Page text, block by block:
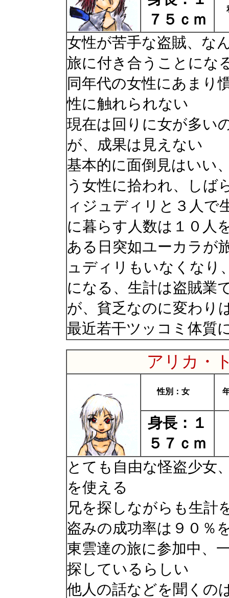
７５ｃｍ
女性が苦手な盗賊、な
旅に付き合うことにな
同年代の女性にあまり
性に触れられない
現在は回りに女が多い
が、成果は見えない
基本的に面倒見はいい
う女性に拾われ、しば
ィジュディリと３人で
に暮らす人数は１０人
ある日突如ユーカラが
ュディリもいなくなり
になる、生計は盗賊業
が、貧乏なのに変わり
最近若干ツッコミ体質
アリカ・
性別：女
身長：１
５７ｃｍ
とても自由な怪盗少女
を使える
兄を探しながらも生計
盗みの成功率は９０％
東雲達の旅に参加中、
探しているらしい
他人の話などを聞くの